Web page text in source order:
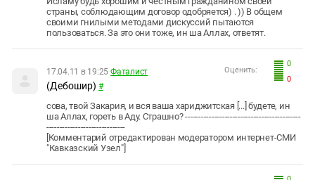
страны, соблюдающим договор одобряется) . )) В общем
своими гнилыми методами дискуссий пытаются
пользоваться. За это они тоже, ин ша Аллах, ответят.
0
0
Оценить:
17.04.11 в 19:25 Фаталист
(Дебошир) #
сова, твой Закария, и вся ваша хариджитская [...] будете, ин
ша Аллах, гореть в Аду. Страшно? --------------------------------------------
------------------------------
[Комментарий отредактирован модератором интернет-СМИ
"Кавказский Узел"]